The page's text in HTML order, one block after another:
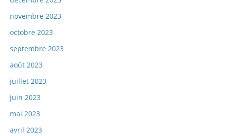
novembre 2023
octobre 2023
septembre 2023
août 2023
juillet 2023
juin 2023
mai 2023
avril 2023